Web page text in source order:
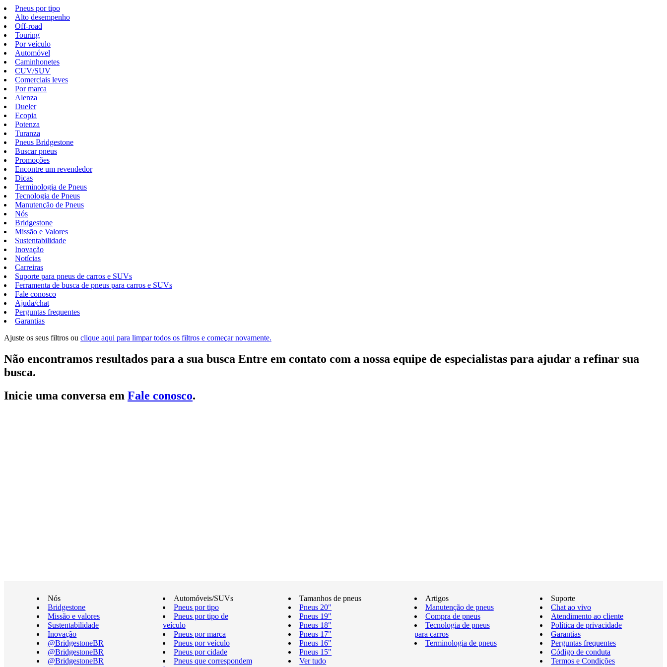
Pneus por tipo
Alto desempenho
Off-road
Touring
Por veículo
Automóvel
Caminhonetes
CUV/SUV
Comerciais leves
Por marca
Alenza
Dueler
Ecopia
Potenza
Turanza
Pneus Bridgestone
Buscar pneus
Promoções
Encontre um revendedor
Dicas
Terminologia de Pneus
Tecnologia de Pneus
Manutenção de Pneus
Nós
Bridgestone
Missão e Valores
Sustentabilidade
Inovação
Notícias
Carreiras
Suporte para pneus de carros e SUVs
Ferramenta de busca de pneus para carros e SUVs
Fale conosco
Ajuda/chat
Perguntas frequentes
Garantias
Ajuste os seus filtros ou clique aqui para limpar todos os filtros e começar novamente.
Não encontramos resultados para a sua busca Entre em contato com a nossa equipe de especialistas para ajudar a refinar sua
busca.
Inicie uma conversa em Fale conosco.
Nós
Bridgestone
Missão e valores
Sustentabilidade
Inovação
@BridgestoneBR
@BridgestoneBR
@BridgestoneBR
Automóveis/SUVs
Pneus por tipo
Pneus por tipo de
veículo
Pneus por marca
Pneus por veículo
Pneus por cidade
Pneus que correspondem
Tamanhos de pneus
Pneus 20"
Pneus 19"
Pneus 18"
Pneus 17"
Pneus 16"
Pneus 15"
Ver tudo
Artigos
Manutenção de pneus
Compra de pneus
Tecnologia de pneus
para carros
Terminologia de pneus
Suporte
Chat ao vivo
Atendimento ao cliente
Política de privacidade
Garantias
Perguntas frequentes
Código de conduta
Termos e Condições